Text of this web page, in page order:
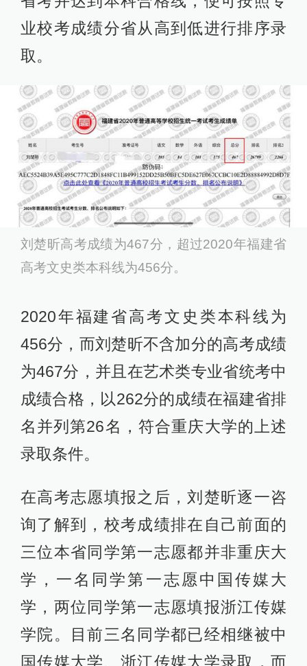
业校考成绩分省从高到低进行排序录
取。
刘楚昕高考成绩为467分，超过2020年福建省
高考文史类本科线为456分。
2020年福建省高考文史类本科线为
456分，而刘楚昕不含加分的高考成绩
为467分，并且在艺术类专业省统考中
成绩合格，以262分的成绩在福建省排
名并列第26名，符合重庆大学的上述
录取条件。
在高考志愿填报之后，刘楚昕逐一咨
询了解到，校考成绩排在自己前面的
三位本省同学第一志愿都并非重庆大
学，一名同学第一志愿中国传媒大
学，两位同学第一志愿填报浙江传媒
学院。目前三名同学都已经相继被中
国传媒大学、浙江传媒大学录取，而